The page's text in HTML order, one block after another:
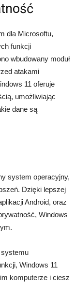
dla Microsoftu,
funkcji
wbudowany moduł
atakami
11 oferuje
umożliwiając
dane są
system operacyjny,
Dzięki lepszej
Android, oraz
Windows
Windows 11
komputerze i ciesz